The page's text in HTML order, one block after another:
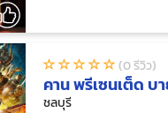
(0 รีวิว)
คาน พรีเซนเต็ด บ
ชลบุรี